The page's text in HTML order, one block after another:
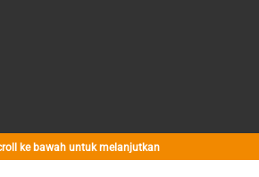
ke bawah untuk melanjutkan